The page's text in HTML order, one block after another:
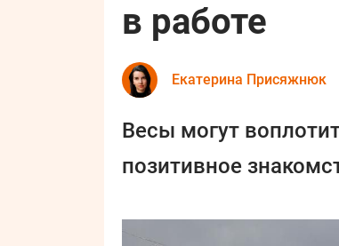
в работе
Екатерина Присяжнюк
Весы могут
позитивное